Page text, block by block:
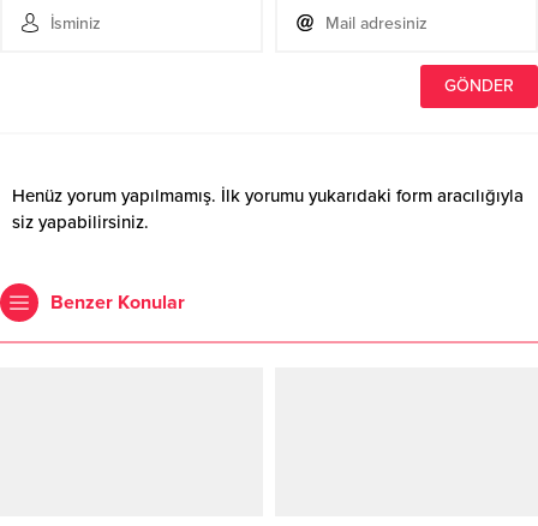
Henüz yorum yapılmamış. İlk yorumu yukarıdaki form aracılığıyla
siz yapabilirsiniz.
Benzer Konular